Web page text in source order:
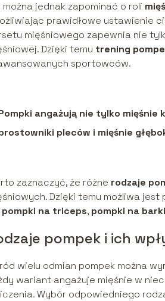
można jednak zapominać o roli
prawidłowe ustawienie
mięśniowego zapewnia nie
Dzięki temu trening
sportowców.
angażują nie tylko
pleców i mięśnie
zaznaczyć, że różne rodzaje
Dzięki temu możliwa
pompki na triceps, pompki na barki
pompek i ich
wielu odmian pompek można
wariant angażuje mięśnie w
Wybór odpowiedniego